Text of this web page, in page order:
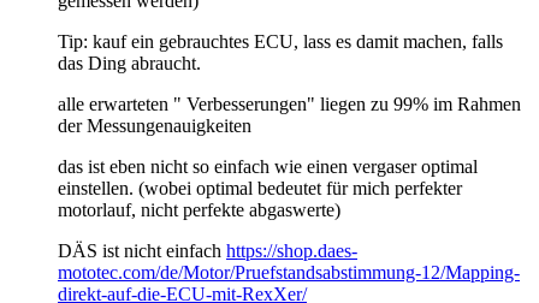
Tip: kauf ein gebrauchtes ECU, lass es damit machen, falls
das Ding abraucht.
alle erwarteten " Verbesserungen" liegen zu 99% im Rahmen
der Messungenauigkeiten
das ist eben nicht so einfach wie einen vergaser optimal
einstellen. (wobei optimal bedeutet für mich perfekter
motorlauf, nicht perfekte abgaswerte)
DÄS ist nicht einfach https://shop.daes-
mototec.com/de/Motor/Pruefstandsabstimmung-12/Mapping-
direkt-auf-die-ECU-mit-RexXer/